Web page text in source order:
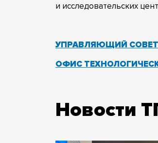
и исследовательских
УПРАВЛЯЮЩИЙ
ОФИС
Новости